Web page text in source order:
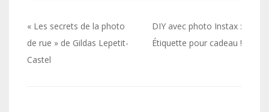
Navigation
de
l’article
« Les secrets de la photo
de rue » de Gildas Lepetit-
Castel
DIY avec photo Instax :
Étiquette pour cadeau !